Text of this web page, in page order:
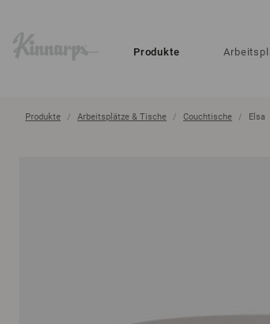
Produkte
Produkte Arbeitsplätze & Tische Couchtische Elsa